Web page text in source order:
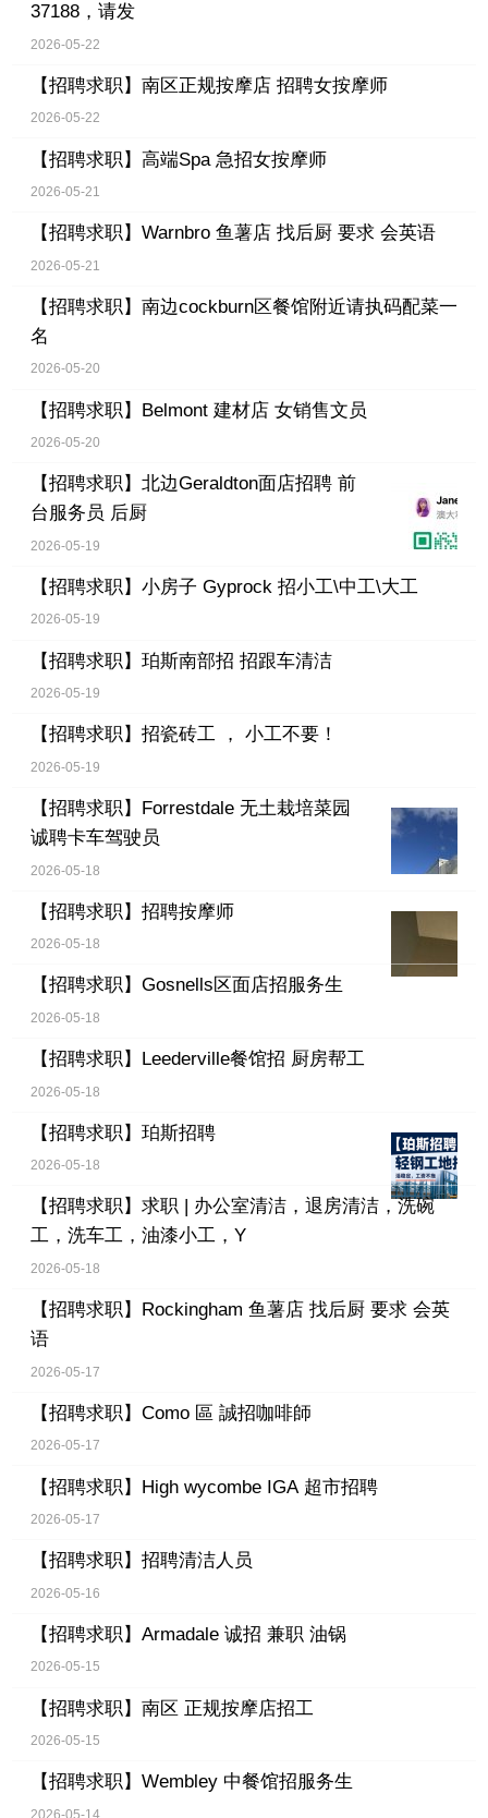
37188，请发
2026-05-22
【招聘求职】 南区正规按摩店 招聘女按摩师
2026-05-22
【招聘求职】 高端Spa 急招女按摩师
2026-05-21
【招聘求职】 Warnbro 鱼薯店 找后厨 要求 会英语
2026-05-21
【招聘求职】 南边cockburn区餐馆附近请执码配菜一
名
2026-05-20
【招聘求职】 Belmont 建材店 女销售文员
2026-05-20
【招聘求职】 北边Geraldton面店招聘 前
台服务员 后厨
2026-05-19
【招聘求职】 小房子 Gyprock 招小工\中工\大工
2026-05-19
【招聘求职】 珀斯南部招 招跟车清洁
2026-05-19
【招聘求职】 招瓷砖工 ， 小工不要！
2026-05-19
【招聘求职】 Forrestdale 无土栽培菜园
诚聘卡车驾驶员
2026-05-18
【招聘求职】 招聘按摩师
2026-05-18
【招聘求职】 Gosnells区面店招服务生
2026-05-18
【招聘求职】 Leederville餐馆招 厨房帮工
2026-05-18
【招聘求职】 珀斯招聘
2026-05-18
【招聘求职】 求职 | 办公室清洁，退房清洁，洗碗
工，洗车工，油漆小工，Y
2026-05-18
【招聘求职】 Rockingham 鱼薯店 找后厨 要求 会英
语
2026-05-17
【招聘求职】 Como 區 誠招咖啡師
2026-05-17
【招聘求职】 High wycombe IGA 超市招聘
2026-05-17
【招聘求职】 招聘清洁人员
2026-05-16
【招聘求职】 Armadale 诚招 兼职 油锅
2026-05-15
【招聘求职】 南区 正规按摩店招工
2026-05-15
【招聘求职】 Wembley 中餐馆招服务生
2026-05-14